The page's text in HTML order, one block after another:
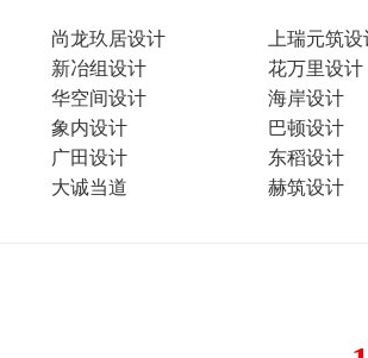
尚龙玖居设计
上瑞元筑
新冶组设计
花万里设计
华空间设计
海岸设计
象内设计
巴顿设计
广田设计
东稻设计
大诚当道 赫筑设计